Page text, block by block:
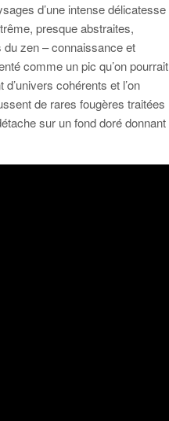
d’une intense délicatesse
presque abstraites,
zen – connaissance et
comme un pic qu’on pourrait
cohérents et l’on
de rares fougères traitées
sur un fond doré donnant